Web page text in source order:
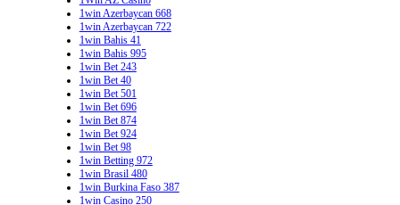
1win Azerbaycan 668
1win Azerbaycan 722
1win Bahis 41
1win Bahis 995
1win Bet 243
1win Bet 40
1win Bet 501
1win Bet 696
1win Bet 874
1win Bet 924
1win Bet 98
1win Betting 972
1win Brasil 480
1win Burkina Faso 387
1win Casino 250